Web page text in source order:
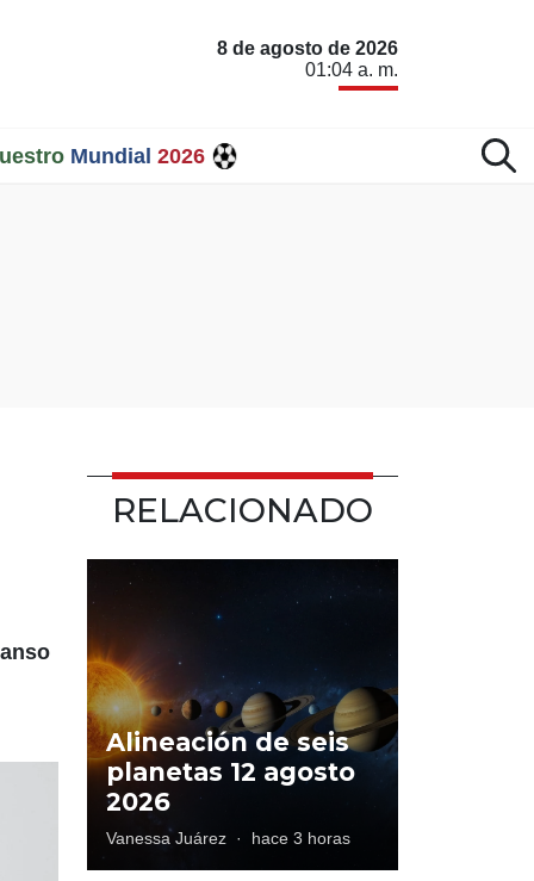
8 de agosto de 2026
01:04 a. m.
Mundial 2026
RELACIONADO
Alineación de seis
planetas 12 agosto
2026
Vanessa Juárez · hace 3 horas